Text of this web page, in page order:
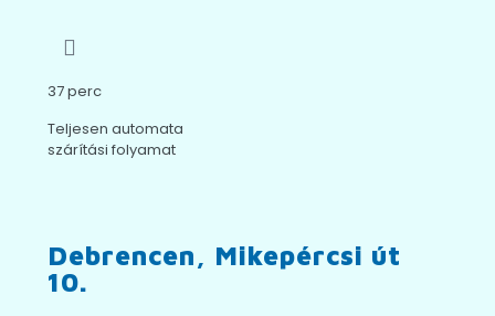
37 perc
Teljesen automata
szárítási folyamat
Debrencen, Mikepércsi út
10.